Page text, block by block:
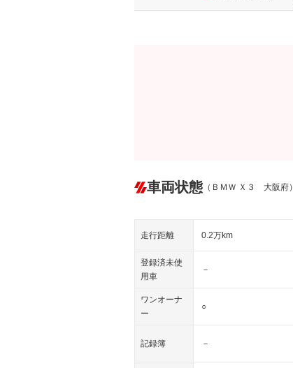
車両状態 （ＢＭＷ Ｘ３ 大阪府）
走行距離 0.2万km
登録済未使
用車
－
ワンオーナ
ー
○
記録簿 －